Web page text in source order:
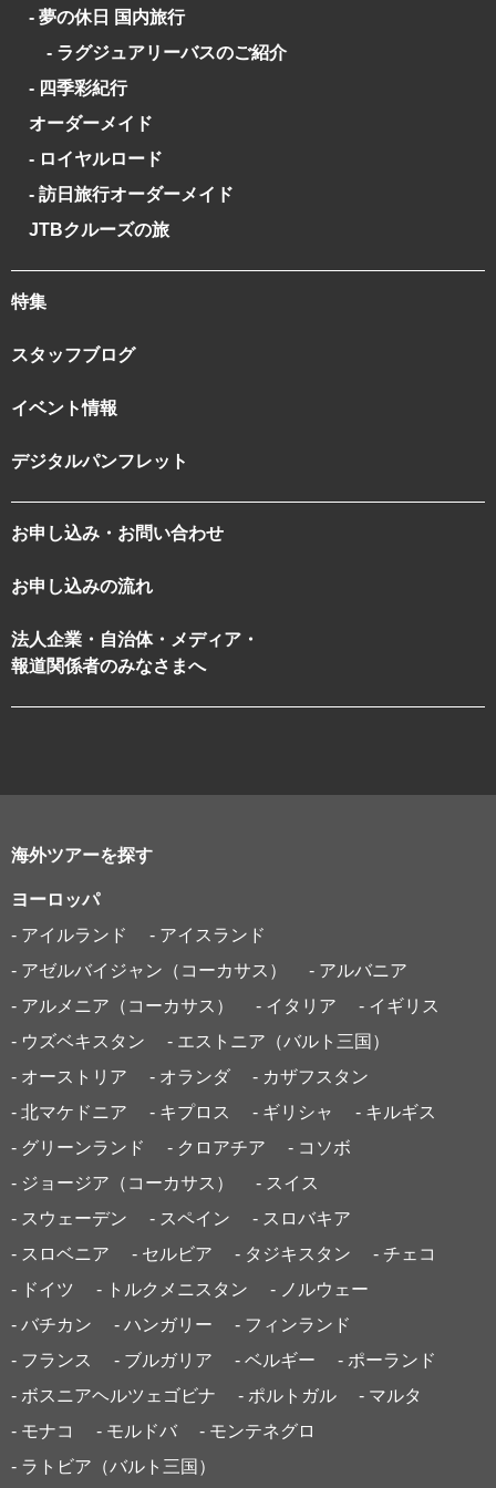
- 夢の休日 国内旅行
- ラグジュアリーバスのご紹介
- 四季彩紀行
オーダーメイド
- ロイヤルロード
- 訪日旅行オーダーメイド
JTBクルーズの旅
特集
スタッフブログ
イベント情報
デジタルパンフレット
お申し込み・お問い合わせ
お申し込みの流れ
法人企業・自治体・メディア・
報道関係者のみなさまへ
海外ツアーを探す
ヨーロッパ
- アイルランド
- アイスランド
- アゼルバイジャン（コーカサス）
- アルバニア
- アルメニア（コーカサス）
- イタリア
- イギリス
- ウズベキスタン
- エストニア（バルト三国）
- オーストリア
- オランダ
- カザフスタン
- 北マケドニア
- キプロス - ギリシャ
- キルギス
- グリーンランド
- クロアチア
- コソボ
- ジョージア（コーカサス）
- スイス
- スウェーデン
- スペイン
- スロバキア
- スロベニア
- セルビア - タジキスタン
- チェコ
- ドイツ
- トルクメニスタン
- ノルウェー
- バチカン
- ハンガリー
- フィンランド
- フランス
- ブルガリア - ベルギー
- ポーランド
- ボスニアヘルツェゴビナ
- ポルトガル
- マルタ
- モナコ
- モルドバ
- モンテネグロ
- ラトビア（バルト三国）